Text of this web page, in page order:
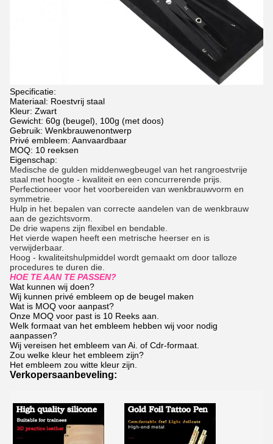
Specificatie:
Materiaal: Roestvrij staal
Kleur: Zwart
Gewicht: 60g (beugel), 100g (met doos)
Gebruik: Wenkbrauwenontwerp
Privé embleem: Aanvaardbaar
MOQ: 10 reeksen
Eigenschap:
Medische de gulden middenwegbeugel van het rangroestvrije
staal met hoogte - kwaliteit en een concurrerende prijs.
Perfectioneer voor het voorbereiden van wenkbrauwvorm en
symmetrie.
Hulp in het bepalen van correcte aandelen van de wenkbrauw
aan de gezichtsvorm.
De drie wapens zijn flexibel en bendable.
Het vierde wapen heeft een metrische heerser en is
verwijderbaar.
Hoog - kwaliteitshulpmiddel wordt gemaakt om door talloze
procedures te duren die.
HOE TE AAN TE PASSEN?
Wat kunnen wij doen?
Wij kunnen privé embleem op de beugel maken
Wat is MOQ voor aanpast?
Onze MOQ voor past is 10 Reeks aan.
Welk formaat van het embleem hebben wij voor nodig
aanpassen?
Wij vereisen het embleem van Ai. of Cdr-formaat.
Zou welke kleur het embleem zijn?
Het embleem zou witte kleur zijn.
Verkopersaanbeveling: